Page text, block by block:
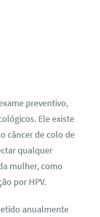
preventivo,
Ele existe
câncer de colo de
qualquer
mulher, como
por HPV.
anualmente